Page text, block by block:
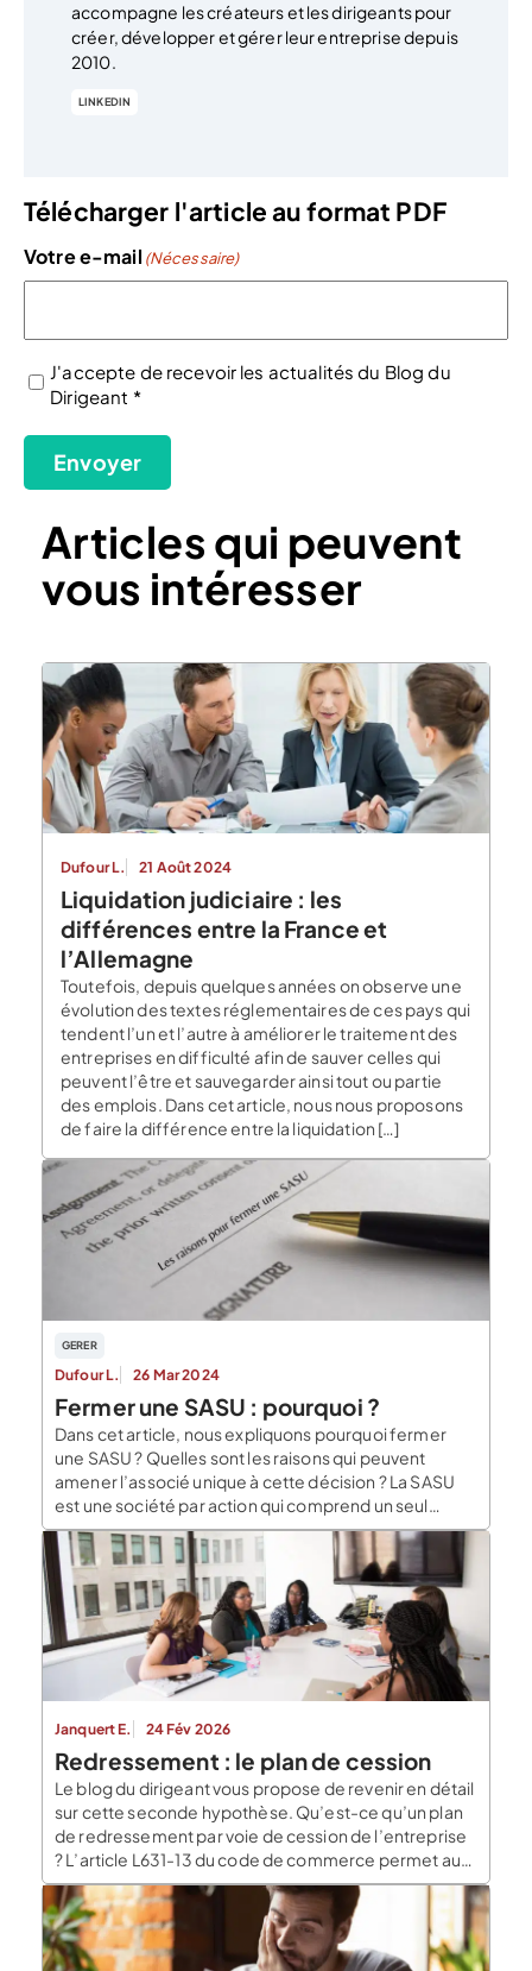
accompagne les créateurs et les dirigeants pour
créer, développer et gérer leur entreprise depuis
2010.
LINKEDIN
Télécharger l'article au format PDF
Votre e-mail (Nécessaire)
(Nécessaire)
J'accepte de recevoir les actualités du Blog du
Dirigeant *
Envoyer
Articles qui peuvent
vous intéresser
Dufour L. 21 Août 2024
Liquidation judiciaire : les
différences entre la France et
l’Allemagne
Toutefois, depuis quelques années on observe une
évolution des textes réglementaires de ces pays qui
tendent l’un et l’autre à améliorer le traitement des
entreprises en difficulté afin de sauver celles qui
peuvent l’être et sauvegarder ainsi tout ou partie
des emplois. Dans cet article, nous nous proposons
de faire la différence entre la liquidation […]
GERER
Dufour L. 26 Mar 2024
Fermer une SASU : pourquoi ?
Dans cet article, nous expliquons pourquoi fermer
une SASU ? Quelles sont les raisons qui peuvent
amener l’associé unique à cette décision ? La SASU
est une société par action qui comprend un seul
associé qui peut être une personne physique ou
morale. Sa création peut résulter de la volonté d’un
seul associé ou par […]
Janquert E. 24 Fév 2026
Redressement : le plan de cession
Le blog du dirigeant vous propose de revenir en détail
sur cette seconde hypothèse. Qu’est-ce qu’un plan
de redressement par voie de cession de l’entreprise
? L’article L631-13 du code de commerce permet aux
tiers de déposer des offres de reprise de l’entreprise
en redressement judiciaire. Il appartient à
l’administrateur de fixer le délai de dépôt des […]